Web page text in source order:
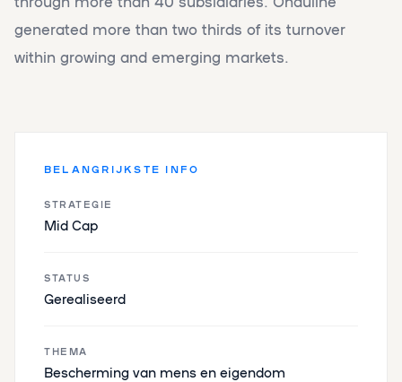
generated more than two thirds of its turnover
within growing and emerging markets.
BELANGRIJKSTE INFO
STRATEGIE
Mid Cap
STATUS
Gerealiseerd
THEMA
Bescherming van mens en eigendom